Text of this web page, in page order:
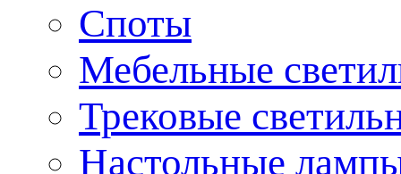
Споты
Мебельные
Трековые
Настольные